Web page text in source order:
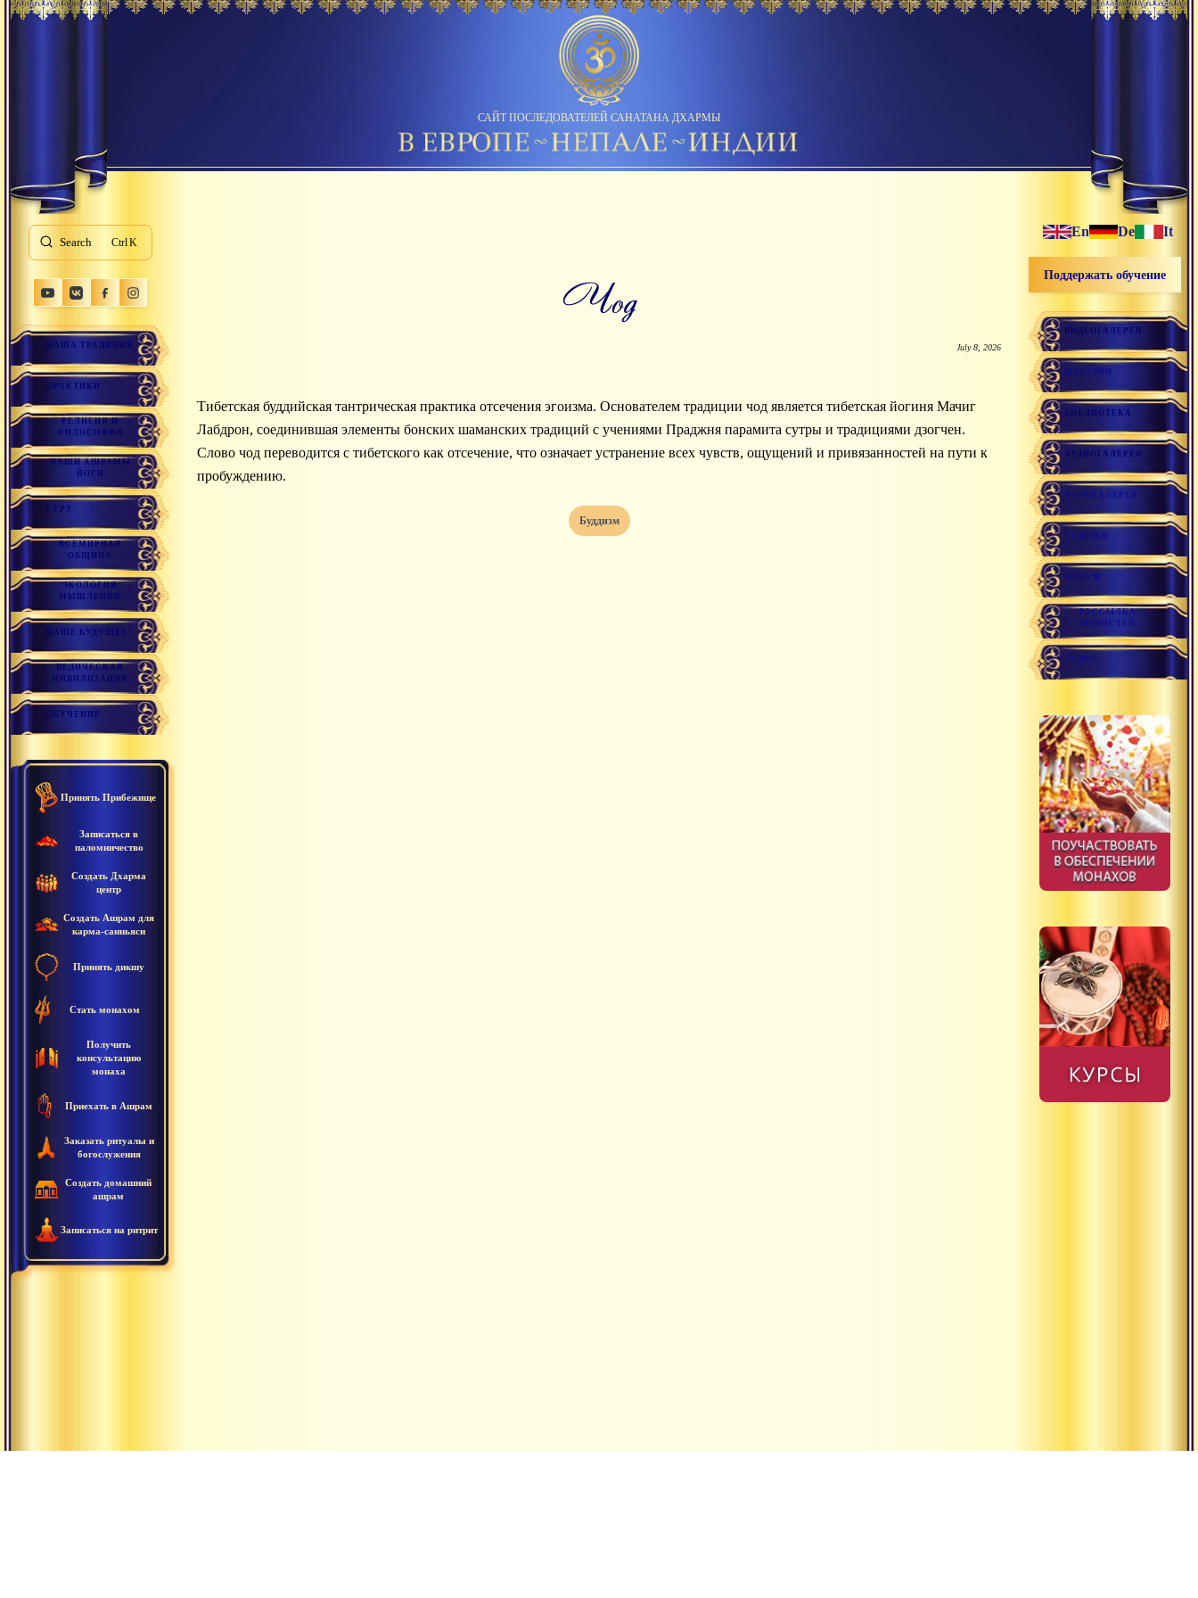
САЙТ ПОСЛЕДОВАТЕЛЕЙ САНАТАНА ДХАРМЫ
Search K
НАША ТРАДИЦИЯ
ПРАКТИКИ
РЕЛИГИЯ И
ФИЛОСОФИЯ
НАШИ АШРАМЫ
ЙОГИ
ГУРУ
ВСЕМИРНАЯ
ОБЩИНА
ЭКОЛОГИЯ
МЫШЛЕНИЯ
НАШЕ БУДУЩЕЕ
ВЕДИЧЕСКАЯ
ЦИВИЛИЗАЦИЯ
ОБУЧЕНИЕ
Принять Прибежище
Записаться в
паломничество
Создать Дхарма
центр
Создать Ашрам для
карма-санньяси
Принять дикшу
Стать монахом
Получить
консультацию
монаха
Приехать в Ашрам
Заказать ритуалы и
богослужения
Создать домашний
ашрам
Записаться на ритрит
чод
July 8, 2026
Тибетская буддийская тантрическая практика отсечения эгоизма. Основателем традиции чод является тибетская йогиня Мачиг
Лабдрон, соединившая элементы бонских шаманских традиций с учениями Праджня парамита сутры и традициями дзогчен.
Слово чод переводится с тибетского как отсечение, что означает устранение всех чувств, ощущений и привязанностей на пути к
пробуждению.
Буддизм
En De It
Поддержать обучение
ВИДЕОГАЛЕРЕЯ
МАГАЗИН
БИБЛИОТЕКА
АУДИОГАЛЕРЕЯ
ФОТОГАЛЕРЕЯ
ССЫЛКИ
ФОРУМ
РАССЫЛКА
НОВОСТЕЙ
РАДИО